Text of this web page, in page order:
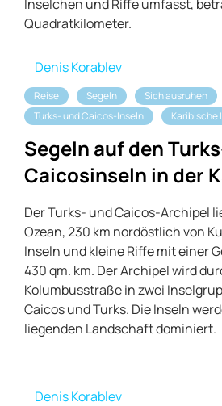
Inselchen und Riffe umfasst,
Quadratkilometer.
Denis Korablev
Reise Segeln Sich ausruhen
Turks- und Caicos-Inseln
Karibische
Segeln auf den
Caicosinseln in der
Der Turks- und Caicos-Archipel
Ozean, 230 km nordöstlich von
Inseln und kleine Riffe mit einer
430 qm. km. Der Archipel wird
Kolumbusstraße in zwei
Caicos und Turks. Die Inseln
liegenden Landschaft dominiert.
Denis Korablev